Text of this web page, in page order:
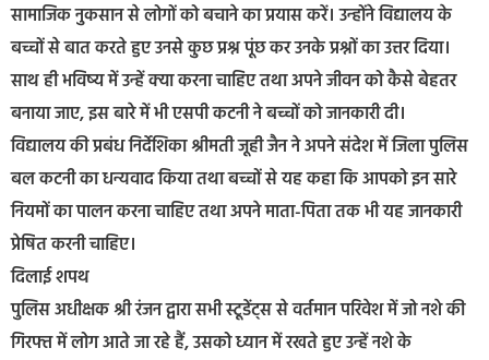
सामाजिक नुकसान से लोगों को बचाने का प्रयास करें। उन्होंने विद्यालय के
बच्चों से बात करते हुए उनसे कुछ प्रश्न पूंछ कर उनके प्रश्नों का उत्तर दिया।
साथ ही भविष्य में उन्हें क्या करना चाहिए तथा अपने जीवन को कैसे बेहतर
बनाया जाए, इस बारे में भी एसपी कटनी ने बच्चों को जानकारी दी।
विद्यालय की प्रबंध निर्देशिका श्रीमती जूही जैन ने अपने संदेश में जिला पुलिस
बल कटनी का धन्यवाद किया तथा बच्चों से यह कहा कि आपको इन सारे
नियमों का पालन करना चाहिए तथा अपने माता-पिता तक भी यह जानकारी
प्रेषित करनी चाहिए।
दिलाई शपथ
पुलिस अधीक्षक श्री रंजन द्वारा सभी स्टूडेंट्स से वर्तमान परिवेश में जो नशे की
गिरफ्त में लोग आते जा रहे हैं, उसको ध्यान में रखते हुए उन्हें नशे के